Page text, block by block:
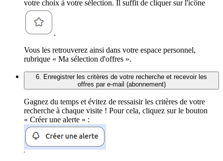
votre choix à votre sélection. Il suffit de cliquer sur l'icône
.
Vous les retrouverez ainsi dans votre espace personnel,
rubrique « Ma sélection d'offres ».
6. Enregistrer les critères de votre recherche et recevoir les
offres par e-mail (abonnement)
Gagnez du temps et évitez de ressaisir les critères de votre
recherche à chaque visite ! Pour cela, cliquez sur le bouton
« Créer une alerte » :